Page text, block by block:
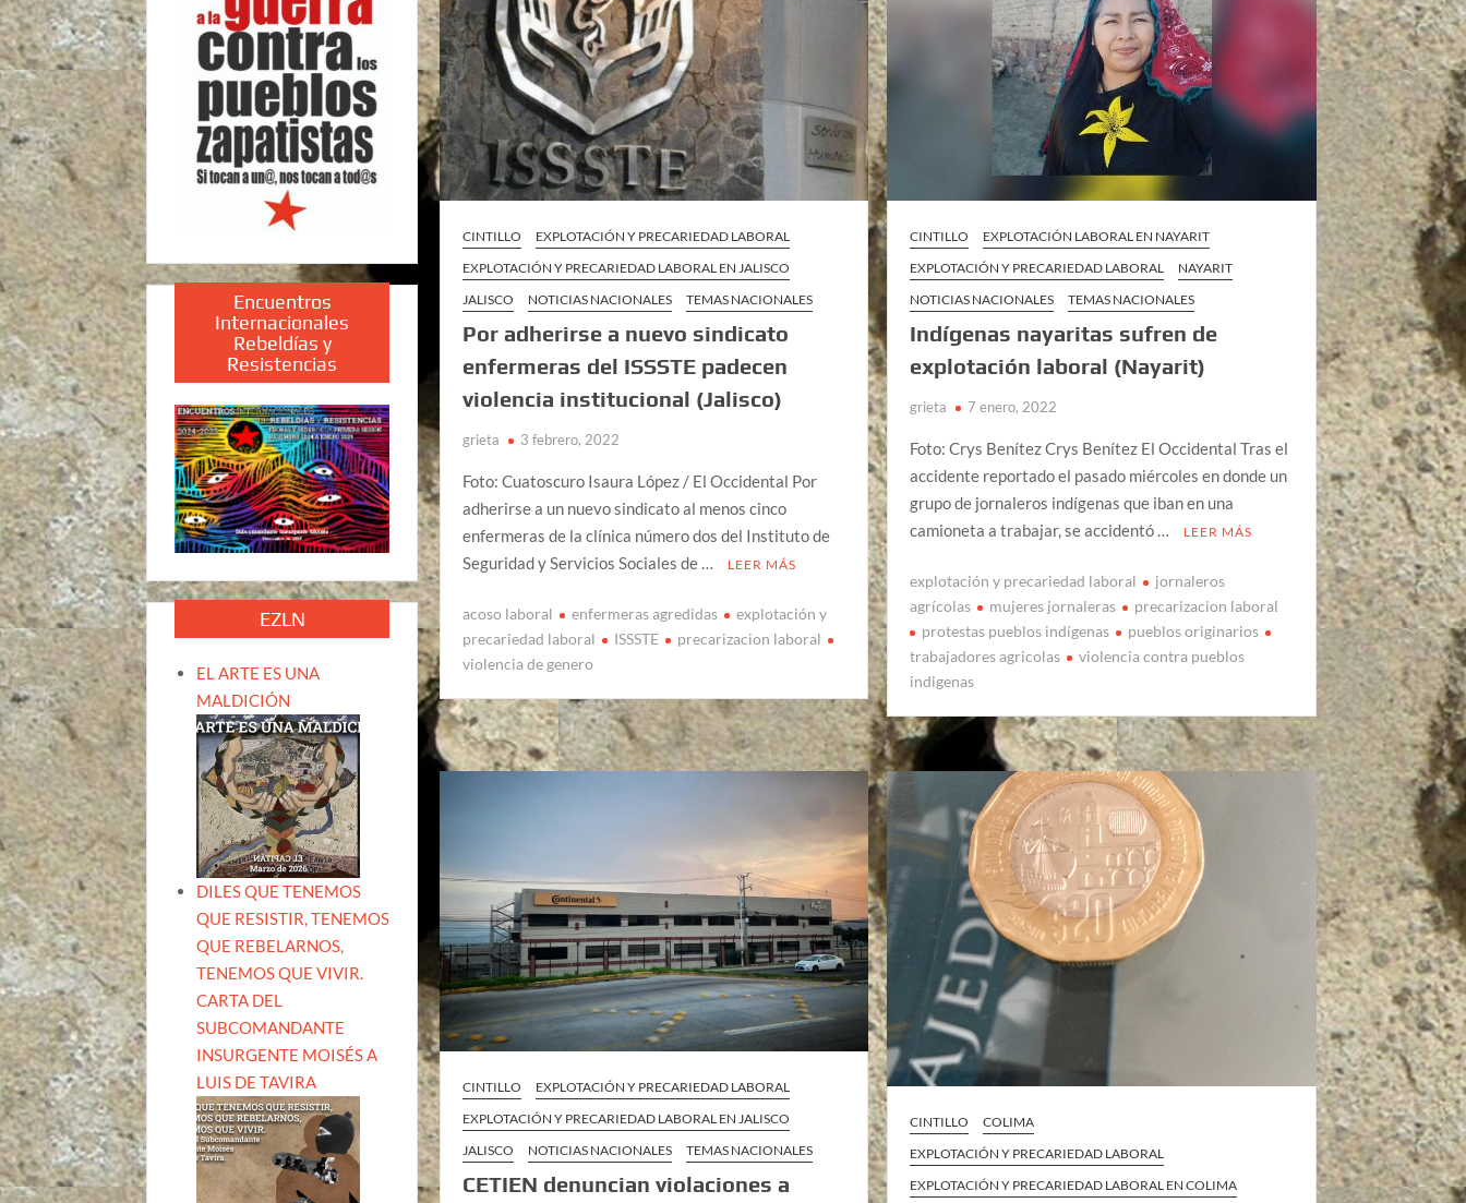
CINTILLO
EXPLOTACIÓN Y PRECARIEDAD LABORAL
EXPLOTACIÓN Y PRECARIEDAD LABORAL EN JALISCO
JALISCO
NOTICIAS NACIONALES TEMAS NACIONALES
Por adherirse a nuevo sindicato
enfermeras del ISSSTE padecen
violencia institucional (Jalisco)
grieta 3 febrero, 2022
Foto: Cuatoscuro Isaura López / El Occidental Por
adherirse a un nuevo sindicato al menos cinco
enfermeras de la clínica número dos del Instituto de
Seguridad y Servicios Sociales de …
LEER MÁS
acoso laboral enfermeras agredidas
explotación y
precariedad laboral
ISSSTE
precarizacion laboral
violencia de genero
CINTILLO
EXPLOTACIÓN LABORAL EN NAYARIT
EXPLOTACIÓN Y PRECARIEDAD LABORAL
NAYARIT
NOTICIAS NACIONALES
TEMAS NACIONALES
Indígenas nayaritas sufren de
explotación laboral (Nayarit)
grieta 7 enero, 2022
Foto: Crys Benítez Crys Benítez El Occidental Tras el
accidente reportado el pasado miércoles en donde un
grupo de jornaleros indígenas que iban en una
camioneta a trabajar, se accidentó …
LEER MÁS
explotación y precariedad laboral
jornaleros
agrícolas
mujeres jornaleras
precarizacion laboral
protestas pueblos indígenas
pueblos originarios
trabajadores agricolas
violencia contra pueblos
indigenas
CINTILLO
EXPLOTACIÓN Y PRECARIEDAD LABORAL
EXPLOTACIÓN Y PRECARIEDAD LABORAL EN JALISCO
JALISCO
NOTICIAS NACIONALES TEMAS NACIONALES
CETIEN denuncian violaciones a
CINTILLO
COLIMA
EXPLOTACIÓN Y PRECARIEDAD LABORAL
EXPLOTACIÓN Y PRECARIEDAD LABORAL EN COLIMA
Encuentros
Internacionales
Rebeldías y
Resistencias
EZLN
EL ARTE ES UNA
MALDICIÓN
DILES QUE TENEMOS
QUE RESISTIR, TENEMOS
QUE REBELARNOS,
TENEMOS QUE VIVIR.
CARTA DEL
SUBCOMANDANTE
INSURGENTE MOISÉS A
LUIS DE TAVIRA